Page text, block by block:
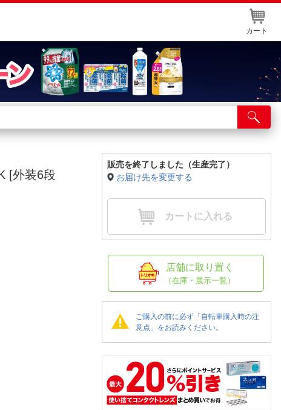
カート
店舗サービス
ネット取り置き
店舗情報・店舗一覧
[外装6段
販売を終了しました（生産完了）
お届け先を変更する
カートに入れる
店舗に取り置く
（在庫・展示一覧）
ご購入の前に必ず「自転車購入時の注
意点」をお読みください。